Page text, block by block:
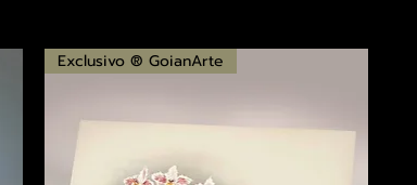
Exclusivo ® GoianArte